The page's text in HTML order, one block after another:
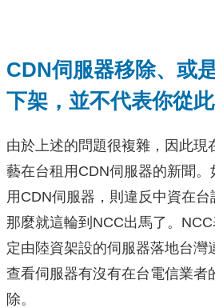
CDN伺服器移除、或
下架，並不代表你從
由於上述的問題很複雜，因此現
藝在台租用CDN伺服器的新聞。
用CDN伺服器，則違反中資在台
那麼就這輪到NCC出馬了。
定由陸資架設的伺服器落地台灣
查看伺服器有沒有在台電信業者
除。